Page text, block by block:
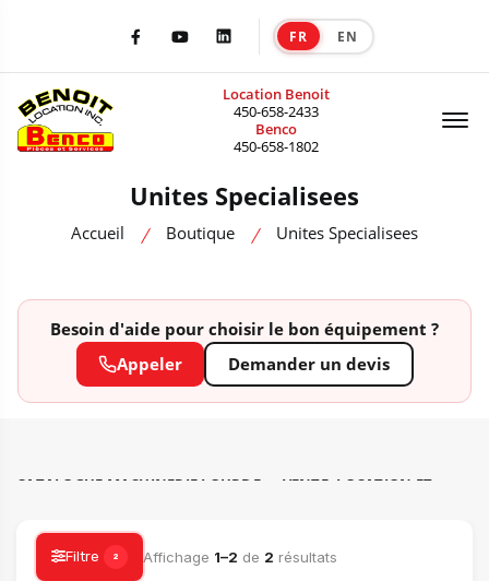
FacebookYoutubeLinkedIn FR EN
Location Benoit
450-658-2433
Benco
450-658-1802
Unites Specialisees
Accueil Boutique Unites Specialisees
Besoin d'aide pour choisir le bon équipement ?
Appeler
Demander un devis
CATALOGUE MACHINERIE LOURDE — VENTE, LOCATION ET
Filtre 2 Affichage 1–2 de 2 résultats